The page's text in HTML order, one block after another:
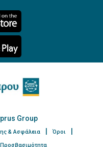
Group
& Ασφάλεια
Όροι
Προσβασιμότητα